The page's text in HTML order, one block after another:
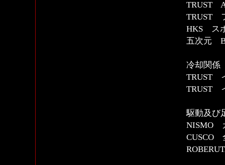
TRUST
TRUST
HKS ス
五次元
冷却関係
TRUST
TRUST
駆動及び
NISMO
CUSCO